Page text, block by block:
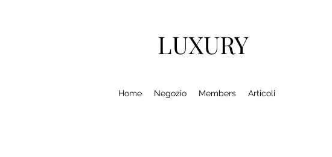
LUXURY
Home Negozio Members Articoli